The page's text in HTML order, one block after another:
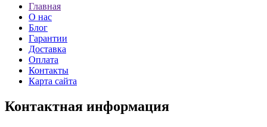
Главная
О нас
Блог
Гарантии
Доставка
Оплата
Контакты
Карта сайта
Контактная информация